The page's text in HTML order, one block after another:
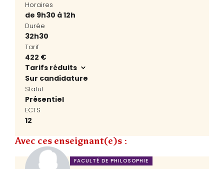
Horaires
de 9h30 à 12h
Durée
32h30
Tarif
422 €
Tarifs réduits
Sur candidature
Statut
Présentiel
ECTS
12
Avec ces enseignant(e)s :
FACULTÉ DE PHILOSOPHIE